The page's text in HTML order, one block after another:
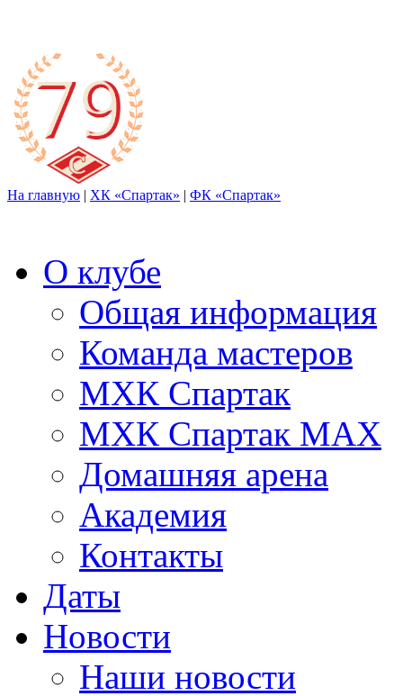
На главную | ХК «Спартак» | ФК «Спартак»
О клубе
Общая информация
Команда мастеров
МХК Спартак
МХК Спартак МАХ
Домашняя арена
Академия
Контакты
Даты
Новости
Наши новости